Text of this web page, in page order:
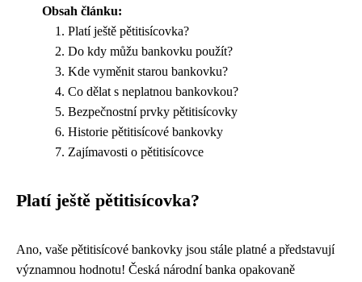
Obsah článku:
Platí ještě pětitisícovka?
Do kdy můžu bankovku použít?
Kde vyměnit starou bankovku?
Co dělat s neplatnou bankovkou?
Bezpečnostní prvky pětitisícovky
Historie pětitisícové bankovky
Zajímavosti o pětitisícovce
Platí ještě pětitisícovka?
Ano, vaše pětitisícové bankovky jsou stále platné a představují
významnou hodnotu! Česká národní banka opakovaně